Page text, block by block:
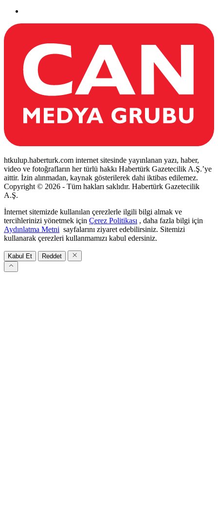
htkulup.haberturk.com internet sitesinde yayınlanan yazı, haber,
video ve fotoğrafların her türlü hakkı Habertürk Gazetecilik A.Ş.’ye
aittir. İzin alınmadan, kaynak gösterilerek dahi iktibas edilemez.
Copyright © 2026 - Tüm hakları saklıdır. Habertürk Gazetecilik
A.Ş.
İnternet sitemizde kullanılan çerezlerle ilgili bilgi almak ve
tercihlerinizi yönetmek için Çerez Politikası , daha fazla bilgi için
Aydınlatma Metni sayfalarını ziyaret edebilirsiniz. Sitemizi
kullanarak çerezleri kullanmamızı kabul edersiniz.
Kabul Et Reddet